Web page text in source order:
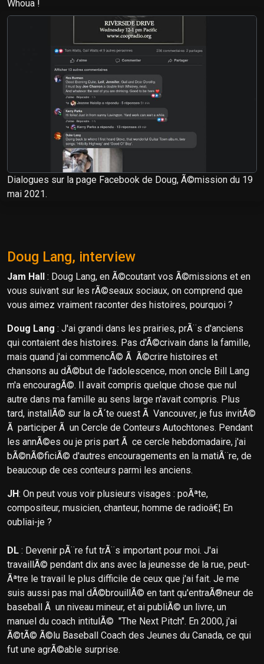
Whoua !
Dialogues sur la page Facebook de Doug, Ã©mission du 19
mai 2021.
Doug Lang, interview
Jam Hall : Doug Lang, en Ã©coutant vos Ã©missions et en
vous suivant sur les rÃ©seaux sociaux, on comprend que
vous aimez vraiment raconter des histoires, pourquoi ?
Doug Lang : J'ai grandi dans les prairies, prÃ¨s d'anciens
qui contaient des histoires. Pas d'Ã©crivain dans la famille,
mais quand j'ai commencÃ© Ã Ã©crire histoires et
chansons au dÃ©but de l'adolescence, mon oncle Bill Lang
m'a encouragÃ©. Il avait compris quelque chose que nul
autre dans ma famille au sens large n'avait compris. Plus
tard, installÃ© sur la cÃ´te ouest Ã Vancouver, je fus invitÃ©
Ã participer Ã un Cercle de Conteurs Autochtones. Pendant
les annÃ©es ou je pris part Ã ce cercle hebdomadaire, j'ai
bÃ©nÃ©ficiÃ© d'autres encouragements en la matiÃ¨re, de
beaucoup de ces conteurs parmi les anciens.
JH: On peut vous voir plusieurs visages : poÃªte,
compositeur, musicien, chanteur, homme de radioâ€¦ En
oubliai-je ?
DL : Devenir pÃ¨re fut trÃ¨s important pour moi. J'ai
travaillÃ© pendant dix ans avec la jeunesse de la rue, peut-
Ãªtre le travail le plus difficile de ceux que j'ai fait. Je me
suis aussi pas mal dÃ©brouillÃ© en tant qu'entraÃ®neur de
baseball Ã un niveau mineur, et ai publiÃ© un livre, un
manuel du coach intitulÃ© "The Next Pitch". En 2000, j'ai
Ã©tÃ© Ã©lu Baseball Coach des Jeunes du Canada, ce qui
fut une agrÃ©able surprise.